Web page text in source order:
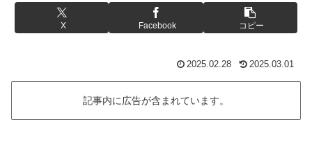
X Facebook コピー
2025.02.28 2025.03.01
記事内に広告が含まれています。